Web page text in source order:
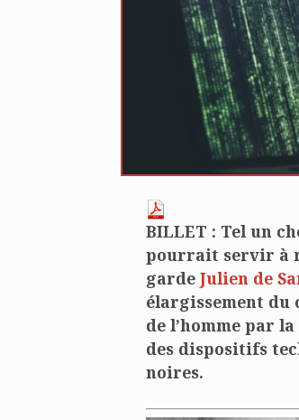
BILLET : Tel un
pourrait servir à
garde Julien de
élargissement du
de l’homme par
des dispositifs
noires.